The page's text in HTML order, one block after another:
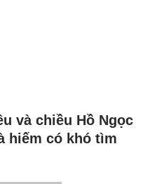
và chiều Hồ Ngọc
hiếm có khó tìm